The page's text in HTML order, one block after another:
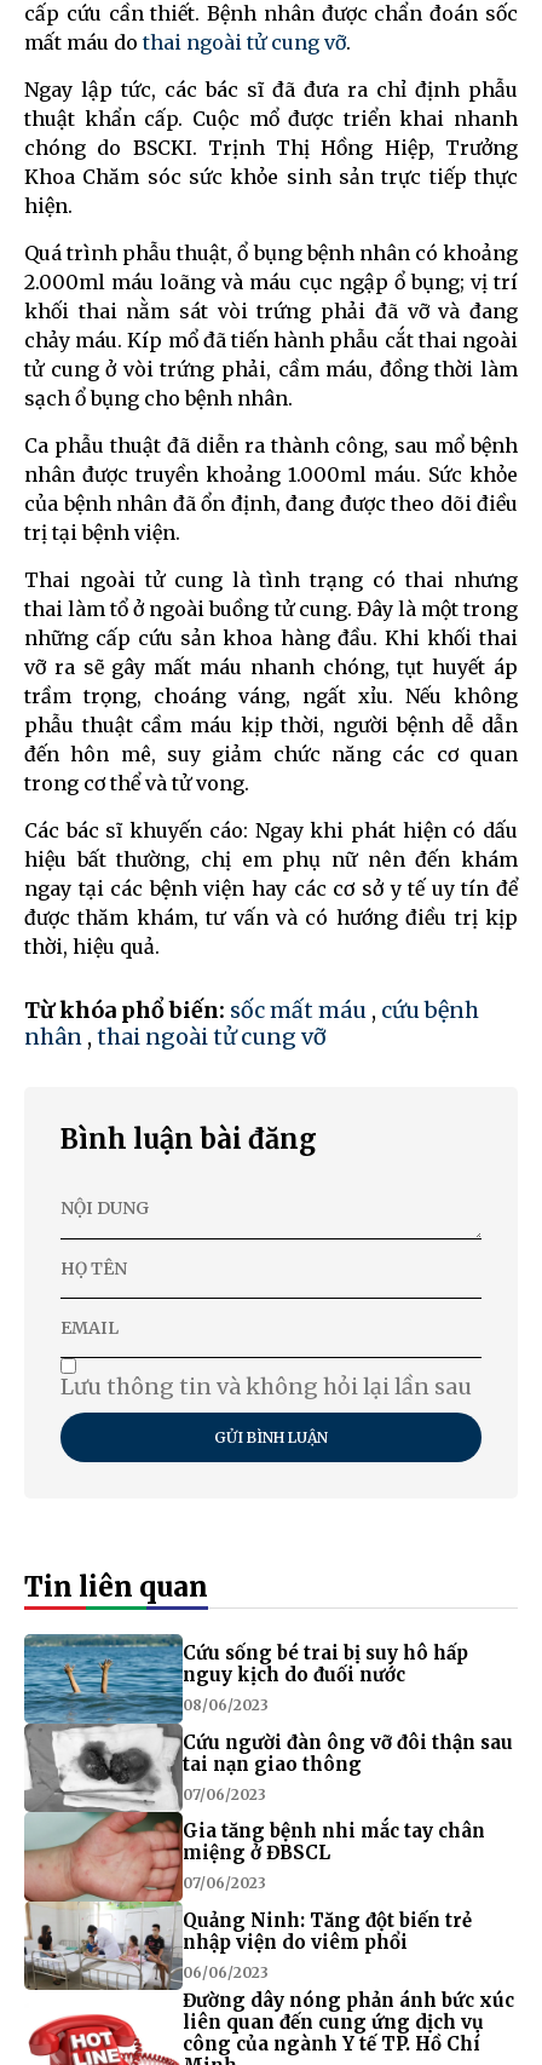
cấp cứu cần thiết. Bệnh nhân được chẩn đoán sốc
mất máu dothai ngoài tử cung vỡ.
Ngay lập tức, các bác sĩ đã đưa ra chỉ định phẫu
thuật khẩn cấp. Cuộc mổ được triển khai nhanh
chóng do BSCKI. Trịnh Thị Hồng Hiệp, Trưởng
Khoa Chăm sóc sức khỏe sinh sản trực tiếp thực
hiện.
Quá trình phẫu thuật, ổ bụng bệnh nhân có khoảng
2.000ml máu loãng và máu cục ngập ổ bụng; vị trí
khối thai nằm sát vòi trứng phải đã vỡ và đang
chảy máu. Kíp mổ đã tiến hành phẫu cắt thai ngoài
tử cung ở vòi trứng phải, cầm máu, đồng thời làm
sạch ổ bụng cho bệnh nhân.
Ca phẫu thuật đã diễn ra thành công, sau mổ bệnh
nhân được truyền khoảng 1.000ml máu. Sức khỏe
của bệnh nhân đã ổn định, đang được theo dõi điều
trị tại bệnh viện.
Thai ngoài tử cung là tình trạng có thai nhưng
thai làm tổ ở ngoài buồng tử cung. Đây là một trong
những cấp cứu sản khoa hàng đầu. Khi khối thai
vỡ ra sẽ gây mất máu nhanh chóng, tụt huyết áp
trầm trọng, choáng váng, ngất xỉu. Nếu không
phẫu thuật cầm máu kịp thời, người bệnh dễ dẫn
đến hôn mê, suy giảm chức năng các cơ quan
trong cơ thể và tử vong.
Các bác sĩ khuyến cáo: Ngay khi phát hiện có dấu
hiệu bất thường, chị em phụ nữ nên đến khám
ngay tại các bệnh viện hay các cơ sở y tế uy tín để
được thăm khám, tư vấn và có hướng điều trị kịp
thời, hiệu quả.
Từ khóa phổ biến: sốc mất máu , cứu bệnh
nhân , thai ngoài tử cung vỡ
Bình luận bài đăng
Lưu thông tin và không hỏi lại lần sau
GỬI BÌNH LUẬN
Tin liên quan
Cứu sống bé trai bị suy hô hấp
nguy kịch do đuối nước
08/06/2023
Cứu người đàn ông vỡ đôi thận sau
tai nạn giao thông
07/06/2023
Gia tăng bệnh nhi mắc tay chân
miệng ở ĐBSCL
07/06/2023
Quảng Ninh: Tăng đột biến trẻ
nhập viện do viêm phổi
06/06/2023
Đường dây nóng phản ánh bức xúc
liên quan đến cung ứng dịch vụ
công của ngành Y tế TP. Hồ Chí